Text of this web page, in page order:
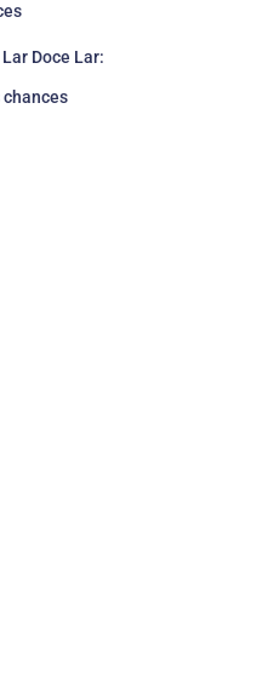
Doce Lar: